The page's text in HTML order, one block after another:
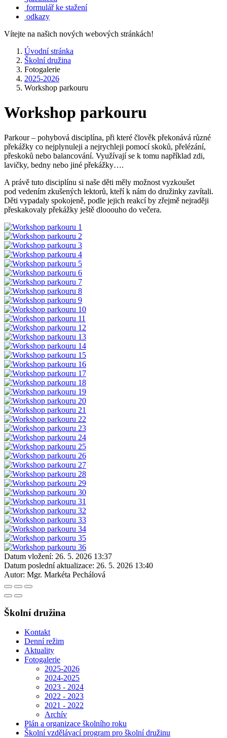
formulář ke stažení
odkazy
Vítejte na našich nových webových stránkách!
Úvodní stránka
Školní družina
Fotogalerie
2025-2026
Workshop parkouru
Workshop parkouru
Parkour – pohybová disciplína, při které člověk překonává různé
překážky co nejplynuleji a nejrychleji pomocí skoků, přelézání,
přeskoků nebo balancování. Využívají se k tomu například zdi,
lavičky, bedny nebo jiné překážky….
A právě tuto disciplínu si naše děti měly možnost vyzkoušet
pod vedením zkušených lektorů, kteří k nám do družinky zavítali.
Děti vypadaly spokojeně, podle jejich reakcí by zřejmě nejraději
přeskakovaly překážky ještě dlooouho do večera.
Datum vložení: 26. 5. 2026 13:37
Datum poslední aktualizace: 26. 5. 2026 13:40
Autor: Mgr. Markéta Pechálová
Školní družina
Kontakt
Denní režim
Aktuality
Fotogalerie
2025-2026
2024-2025
2023 - 2024
2022 - 2023
2021 - 2022
Archív
Plán a organizace školního roku
Školní vzdělávací program pro školní družinu